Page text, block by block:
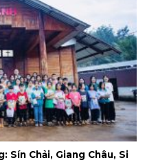
Sín Chải, Giang Châu, Si